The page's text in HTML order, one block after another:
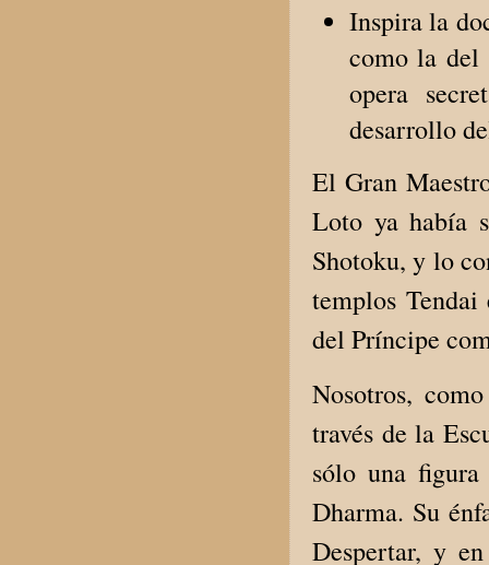
Inspira la
como la del
opera
desarrollo
El Gran
Loto ya había
Shotoku, y lo
templos
del Príncipe
Nosotros,
través de la
sólo una
Dharma. Su
Despertar, y